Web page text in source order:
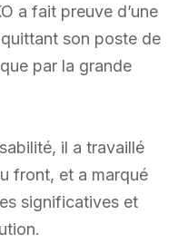
a fait preuve d’une
son poste de
par la grande
il a travaillé
front, et a marqué
significatives et